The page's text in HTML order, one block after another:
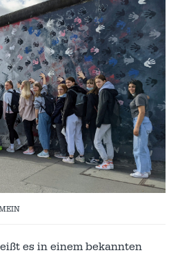
es in einem bekannten